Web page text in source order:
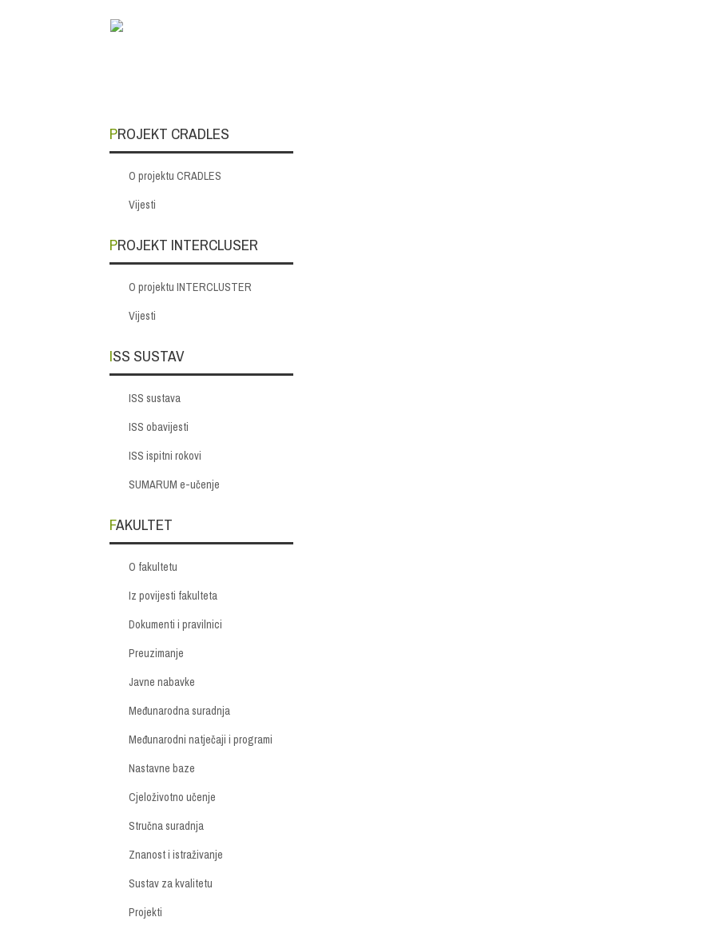
PROJEKT CRADLES
O projektu CRADLES
Vijesti
PROJEKT INTERCLUSER
O projektu INTERCLUSTER
Vijesti
ISS SUSTAV
ISS sustava
ISS obavijesti
ISS ispitni rokovi
SUMARUM e-učenje
FAKULTET
O fakultetu
Iz povijesti fakulteta
Dokumenti i pravilnici
Preuzimanje
Javne nabavke
Međunarodna suradnja
Međunarodni natječaji i programi
Nastavne baze
Cjeloživotno učenje
Stručna suradnja
Znanost i istraživanje
Sustav za kvalitetu
Projekti